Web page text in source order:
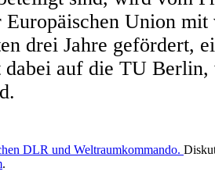
Europäischen Union
drei Jahre gefördert,
dabei auf die TU Berlin,
DLR und Weltraumkommando.
.